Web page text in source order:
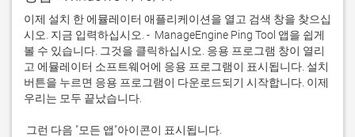
이제 설치 한 에뮬레이터 애플리케이션을 열고 검색 창을 찾으십
시오. 지금 입력하십시오. -  ManageEngine Ping Tool 앱을 쉽게
볼 수 있습니다. 그것을 클릭하십시오. 응용 프로그램 창이 열리
고 에뮬레이터 소프트웨어에 응용 프로그램이 표시됩니다. 설치
버튼을 누르면 응용 프로그램이 다운로드되기 시작합니다. 이제